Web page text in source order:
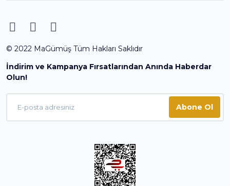
© 2022 MaGümüş Tüm Hakları Saklıdır
İndirim ve Kampanya Fırsatlarından Anında Haberdar
Olun!
Abone Ol